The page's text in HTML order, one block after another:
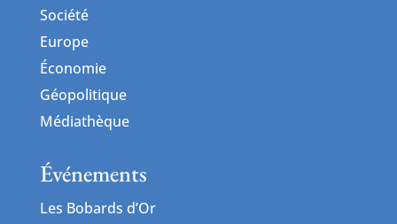
Société
Europe
Économie
Géopolitique
Médiathèque
Événements
Les Bobards d’Or